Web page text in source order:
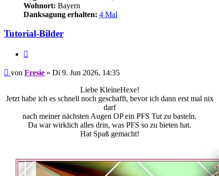
Wohnort: Bayern
Danksagung erhalten: 4 Mal
Tutorial-Bilder
Beitrag
von Fresie » Di 9. Jun 2026, 14:35
Liebe KleineHexe!
Jetzt habe ich es schnell noch geschafft, bevor ich dann erst mal nix
darf
nach meiner nächsten Augen OP ein PFS Tut zu basteln.
Da war wirklich alles drin, was PFS so zu bieten hat.
Hat Spaß gemacht!